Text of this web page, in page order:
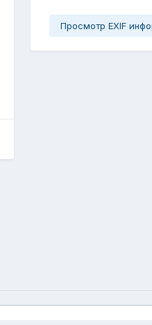
Просмотр EXIF